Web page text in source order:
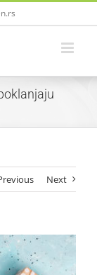
Next